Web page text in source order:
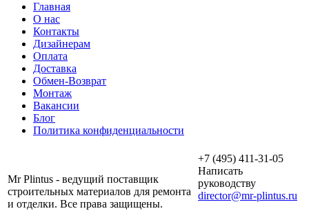
Главная
О нас
Контакты
Дизайнерам
Оплата
Доставка
Обмен-Возврат
Монтаж
Вакансии
Блог
Политика конфиденциальности
Mr Plintus - ведущий поставщик
строительных материалов для ремонта
и отделки. Все права защищены.
+7 (495) 411-31-05
Написать
руководству
director@mr-plintus.ru